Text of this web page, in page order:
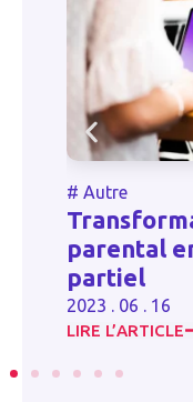
# Autre
parental
partiel
2023 . 06 . 16
LIRE L’ARTICLE